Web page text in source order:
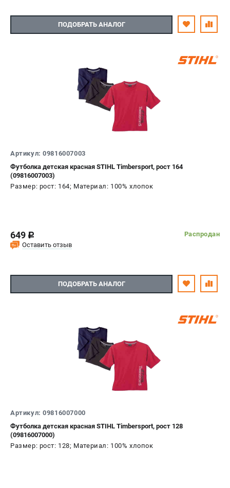
ПОДОБРАТЬ АНАЛОГ
Артикул: 09816007003
Футболка детская красная STIHL Timbersport, рост 164
(09816007003)
Размер: рост: 164; Материал: 100% хлопок
649 c
Распродан
Оставить отзыв
ПОДОБРАТЬ АНАЛОГ
Артикул: 09816007000
Футболка детская красная STIHL Timbersport, рост 128
(09816007000)
Размер: рост: 128; Материал: 100% хлопок